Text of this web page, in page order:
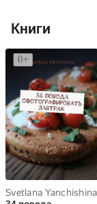
Книги
Svetlana Yanchishina